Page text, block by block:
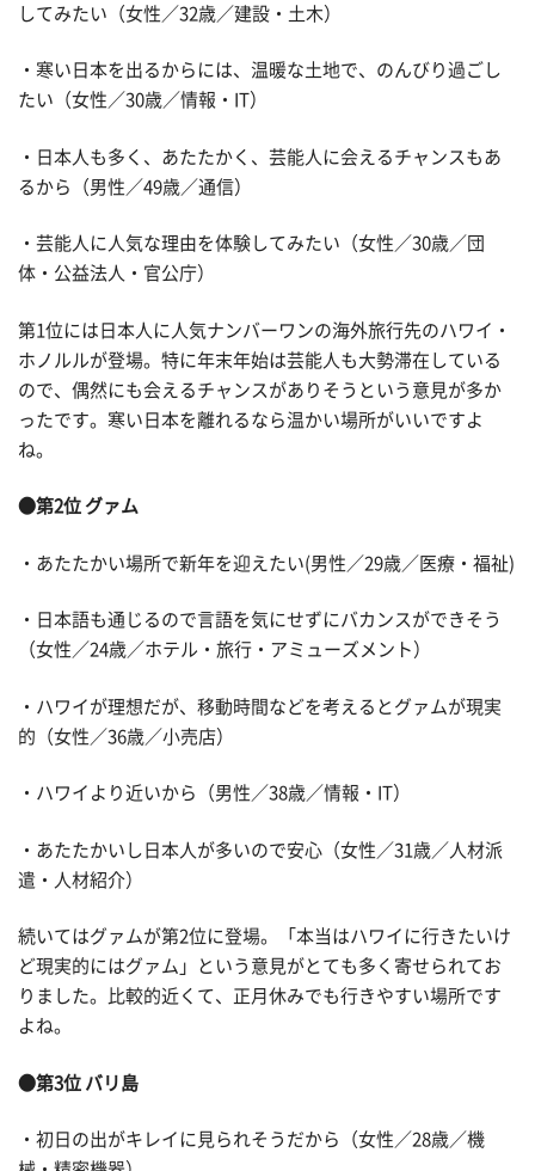
してみたい（女性／32歳／建設・土木）
・寒い日本を出るからには、温暖な土地で、のんびり過ごし
たい（女性／30歳／情報・IT）
・日本人も多く、あたたかく、芸能人に会えるチャンスもあ
るから（男性／49歳／通信）
・芸能人に人気な理由を体験してみたい（女性／30歳／団
体・公益法人・官公庁）
第1位には日本人に人気ナンバーワンの海外旅行先のハワイ・
ホノルルが登場。特に年末年始は芸能人も大勢滞在している
ので、偶然にも会えるチャンスがありそうという意見が多か
ったです。寒い日本を離れるなら温かい場所がいいですよ
ね。
●第2位 グァム
・あたたかい場所で新年を迎えたい(男性／29歳／医療・福祉)
・日本語も通じるので言語を気にせずにバカンスができそう
（女性／24歳／ホテル・旅行・アミューズメント）
・ハワイが理想だが、移動時間などを考えるとグァムが現実
的（女性／36歳／小売店）
・ハワイより近いから（男性／38歳／情報・IT）
・あたたかいし日本人が多いので安心（女性／31歳／人材派
遣・人材紹介）
続いてはグァムが第2位に登場。「本当はハワイに行きたいけ
ど現実的にはグァム」という意見がとても多く寄せられてお
りました。比較的近くて、正月休みでも行きやすい場所です
よね。
●第3位 バリ島
・初日の出がキレイに見られそうだから（女性／28歳／機